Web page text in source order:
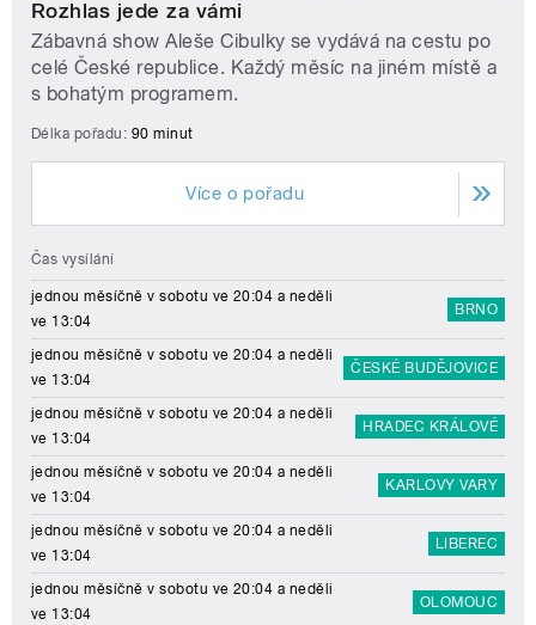
Rozhlas jede za vámi
Zábavná show Aleše Cibulky se vydává na cestu po
celé České republice. Každý měsíc na jiném místě a
s bohatým programem.
Délka pořadu: 90 minut
Více o pořadu
Čas vysílání
jednou měsíčně v sobotu ve 20:04 a neděli
ve 13:04
BRNO
jednou měsíčně v sobotu ve 20:04 a neděli
ve 13:04
ČESKÉ BUDĚJOVICE
jednou měsíčně v sobotu ve 20:04 a neděli
ve 13:04
HRADEC KRÁLOVÉ
jednou měsíčně v sobotu ve 20:04 a neděli
ve 13:04
KARLOVY VARY
jednou měsíčně v sobotu ve 20:04 a neděli
ve 13:04
LIBEREC
jednou měsíčně v sobotu ve 20:04 a neděli
ve 13:04
OLOMOUC